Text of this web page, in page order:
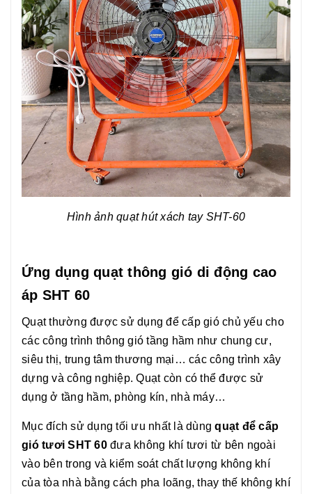
Hình ảnh quạt hút xách tay SHT-60
Ứng dụng quạt thông gió di động cao
áp SHT 60
Quạt thường được sử dụng để cấp gió chủ yếu cho
các công trình thông gió tầng hầm như chung cư,
siêu thị, trung tâm thương mại… các công trình xây
dựng và công nghiệp. Quạt còn có thể được sử
dụng ở tầng hầm, phòng kín, nhà máy…
Mục đích sử dụng tối ưu nhất là dùngquạt để cấp
gió tươi SHT 60đưa không khí tươi từ bên ngoài
vào bên trong và kiểm soát chất lượng không khí
của tòa nhà bằng cách pha loãng, thay thế không khí